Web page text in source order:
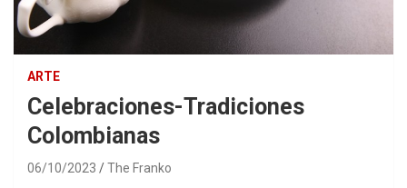
ARTE
Celebraciones-Tradiciones
Colombianas
06/10/2023 The Franko